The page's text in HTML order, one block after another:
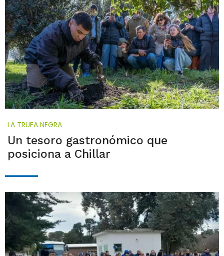
LA TRUFA NEGRA
Un tesoro gastronómico que
posiciona a Chillar